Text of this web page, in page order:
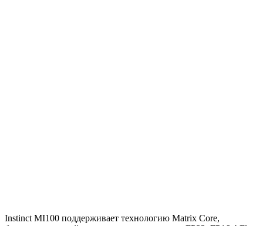
Instinct MI100 поддерживает технологию Matrix Core,